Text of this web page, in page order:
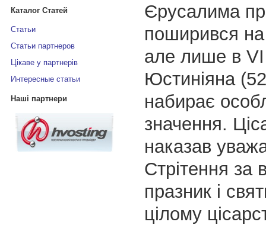
Каталог Статей
Статьи
Статьи партнеров
Цікаве у партнерів
Интересные статьи
Наші партнери
Єрусалима
поширився
але лише в VI
Юстиніяна
набирає
значення.
наказав
Стрітення за
празник і
цілому